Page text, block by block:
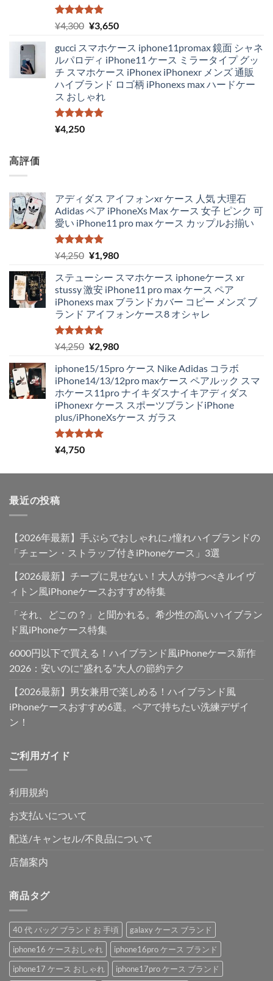
5段階中
5.00
の評価
¥4,300 元
価
格
は
¥4,300
で
し
¥3,650現
の
価
格
は
gucci スマホケース iphone11promax 鏡面 シャネ
ルパロディ iPhone11 ケース ミラータイプ グッ
チ スマホケース iPhonex iPhonexr メンズ 通販
ハイブランド ロゴ柄 iPhonexs max ハードケー
ス おしゃれ
5段階中
5.00
¥4,250
高評価
アディダス アイフォンxr ケース 人気 大理石
Adidas ペア iPhoneXs Max ケース 女子 ピンク 可
愛い iPhone11 pro max ケース カップルお揃い
5段階中
5.00
の評価
¥4,250 元
価
格
は
¥4,250
で
し
¥1,980現
の
価
格
は
で
ステューシー スマホケース iphoneケース xr
stussy 激安 iPhone11 pro max ケース ペア
iPhonexs max ブランドカバー コピー メンズ ブ
ランド アイフォンケース8 オシャレ
5段階中
5.00
の評価
¥4,250 元
価
格
は
¥4,250
で
し
¥2,980現
の
価
格
は
¥2,980
iphone15/15pro ケース Nike Adidas コラボ
iPhone14/13/12pro maxケース ペアルック スマ
ホケース11pro ナイキダスナイキアディダス
iPhonexr ケース スポーツブランドiPhone
plus/iPhoneXsケース ガラス
5段階中
5.00
¥4,750
最近の投稿
【2026年最新】手ぶらでおしゃれに♪憧れハイブランドの
「チェーン・ストラップ付きiPhoneケース」3選
【2026最新】チープに見せない！大人が持つべきルイヴ
ィトン風iPhoneケースおすすめ特集
「それ、どこの？」と聞かれる。希少性の高いハイブラン
ド風iPhoneケース特集
6000円以下で買える！ハイブランド風iPhoneケース新作
2026：安いのに“盛れる”大人の節約テク
【2026最新】男女兼用で楽しめる！ハイブランド風
iPhoneケースおすすめ6選。ペアで持ちたい洗練デザイ
ン！
ご利用ガイド
利用規約
お支払いについて
配送/キャンセル/不良品について
店舗案内
商品タグ
40 代 バッグ ブランド お 手頃
galaxy ケース ブランド
iphone16 ケースおしゃれ
iphone16pro ケース ブランド
iphone17 ケース おしゃれ
iphone17pro ケース ブランド